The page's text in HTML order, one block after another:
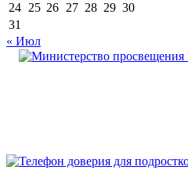
24 25 26 27 28 29 30
31
« Июл